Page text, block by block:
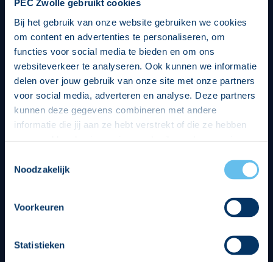
PEC Zwolle gebruikt cookies
Bij het gebruik van onze website gebruiken we cookies
om content en advertenties te personaliseren, om
functies voor social media te bieden en om ons
websiteverkeer te analyseren. Ook kunnen we informatie
delen over jouw gebruik van onze site met onze partners
voor social media, adverteren en analyse. Deze partners
kunnen deze gegevens combineren met andere
informatie die jij aan ze hebt verstrekt of die ze hebben
op een veilige en integere wijze. Je kunt je toestemming
beheren op de privacy- en cookieverklaring pagina.
Noodzakelijk
Voorkeuren
Statistieken